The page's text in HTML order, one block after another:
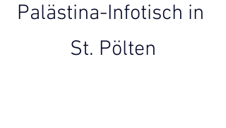
Palästina-Infotisch in
St. Pölten